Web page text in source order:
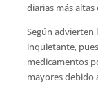
diarias más
Según advierten
inquietante,
medicamentos
mayores debido